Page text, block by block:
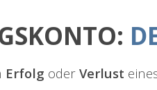
Erfolg oder Verlust